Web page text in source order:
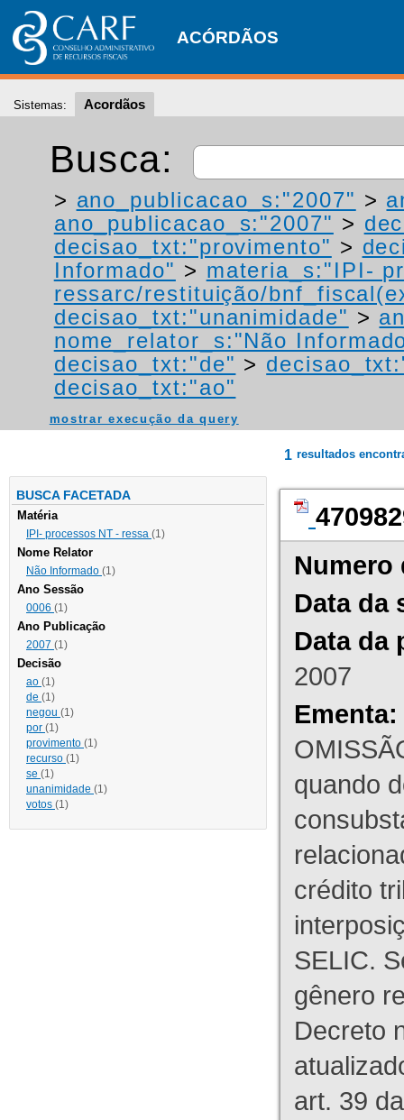
ACÓRDÃOS
Sistemas: Acordãos
Busca:
> ano_publicacao_s:"2007" >
ano_publicacao_s:"2007" >
decisao_txt:"provimento" >
Informado" > materia_s:"IPI-
ressarc/restituição/
decisao_txt:"unanimidade" >
nome_relator_s:"Não
decisao_txt:"de" >
decisao_txt:"ao"
mostrar execução da query
BUSCA FACETADA
Matéria
IPI- processos NT - ressa (1)
Nome Relator
Não Informado (1)
Ano Sessão
0006 (1)
Ano Publicação
2007 (1)
Decisão
ao (1)
de (1)
negou (1)
por (1)
provimento (1)
recurso (1)
se (1)
unanimidade (1)
votos (1)
1 resultados
Numero
Data da
Data da
2007
Ementa:
quando
crédito
SELIC.
gênero
Decreto
art. 39